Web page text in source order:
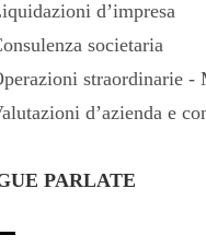
d’impresa
societaria
straordinarie
d’azienda e
PARLATE